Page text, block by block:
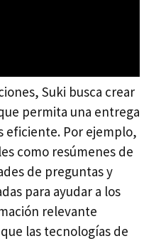
Suki busca crear
permita una entrega
eficiente. Por ejemplo,
como resúmenes de
de preguntas y
para ayudar a los
relevante
las tecnologías de